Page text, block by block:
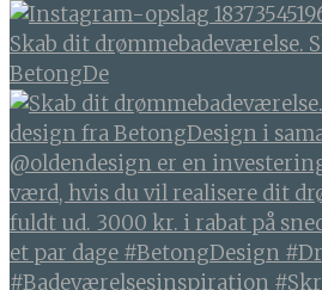
Skab dit drømmebadeværelse.
BetongDe